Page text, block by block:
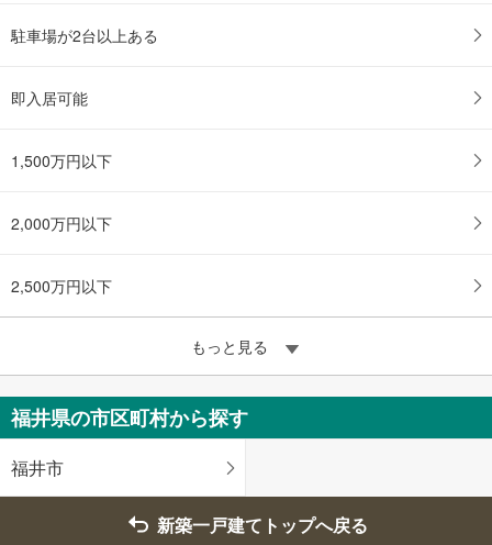
駐車場が2台以上ある
即入居可能
1,500万円以下
2,000万円以下
2,500万円以下
もっと見る
福井県の市区町村から探す
福井市
新築一戸建てトップへ戻る